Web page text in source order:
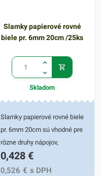
Slamky papierové rovné
biele pr. 6mm 20cm /25ks
Skladom
Slamky papierové rovné biele
pr. 6mm 20cm sú vhodné pre
rôzne druhy nápojov,
koktailov či smoothies. Svoje
uplatnenie nachádzajú
0,428 €
0,526 € s DPH